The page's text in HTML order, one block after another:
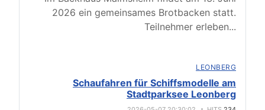
2026 ein gemeinsames Brotbacken statt.
Teilnehmer erleben...
LEONBERG
Schaufahren für Schiffsmodelle am
Stadtparksee Leonberg